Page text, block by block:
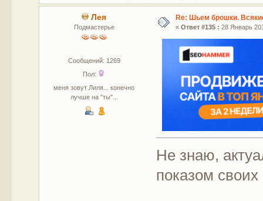
Лея
Подмастерье
Сообщений: 1269
Пол:
меня зовут Лиля... конечно
лучше на "ты"...
Re: Шьем брошки.
« Ответ #135 : 28 Январь
Не знаю,
показом